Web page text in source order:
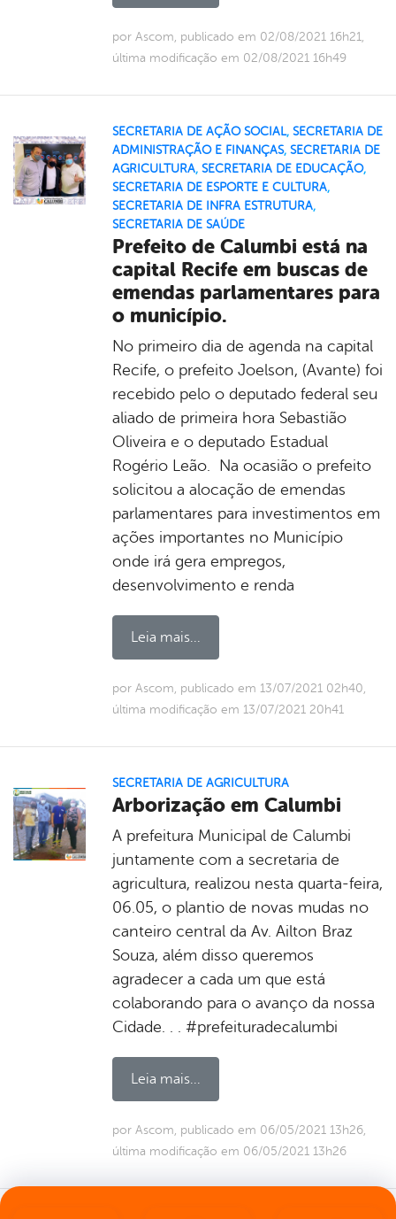
por Ascom, publicado em 02/08/2021 16h21,
última modificação em 02/08/2021 16h49
SECRETARIA DE AÇÃO SOCIAL, SECRETARIA DE
ADMINISTRAÇÃO E FINANÇAS, SECRETARIA DE
AGRICULTURA, SECRETARIA DE EDUCAÇÃO,
SECRETARIA DE ESPORTE E CULTURA,
SECRETARIA DE INFRA ESTRUTURA,
SECRETARIA DE SAÚDE
Prefeito de Calumbi está na
capital Recife em buscas de
emendas parlamentares para
o município.
No primeiro dia de agenda na capital
Recife, o prefeito Joelson, (Avante) foi
recebido pelo o deputado federal seu
aliado de primeira hora Sebastião
Oliveira e o deputado Estadual
Rogério Leão. Na ocasião o prefeito
solicitou a alocação de emendas
parlamentares para investimentos em
ações importantes no Município
onde irá gera empregos,
desenvolvimento e renda
Leia mais...
por Ascom, publicado em 13/07/2021 02h40,
última modificação em 13/07/2021 20h41
SECRETARIA DE AGRICULTURA
Arborização em Calumbi
A prefeitura Municipal de Calumbi
juntamente com a secretaria de
agricultura, realizou nesta quarta-feira,
06.05, o plantio de novas mudas no
canteiro central da Av. Ailton Braz
Souza, além disso queremos
agradecer a cada um que está
colaborando para o avanço da nossa
Cidade. . . #prefeituradecalumbi
Leia mais...
por Ascom, publicado em 06/05/2021 13h26,
última modificação em 06/05/2021 13h26